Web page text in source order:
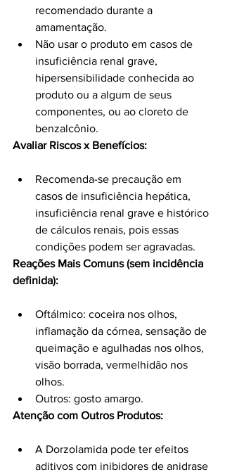
recomendado durante a
amamentação.
Não usar o produto em casos de
insuficiência renal grave,
hipersensibilidade conhecida ao
produto ou a algum de seus
componentes, ou ao cloreto de
benzalcônio.
Avaliar Riscos x Benefícios:
Recomenda-se precaução em
casos de insuficiência hepática,
insuficiência renal grave e histórico
de cálculos renais, pois essas
condições podem ser agravadas.
Reações Mais Comuns (sem incidência
definida):
Oftálmico: coceira nos olhos,
inflamação da córnea, sensação de
queimação e agulhadas nos olhos,
visão borrada, vermelhidão nos
olhos.
Outros: gosto amargo.
Atenção com Outros Produtos:
A Dorzolamida pode ter efeitos
aditivos com inibidores de anidrase